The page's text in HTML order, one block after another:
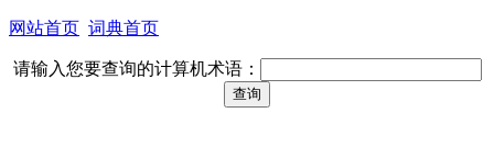
网站首页 词典首页
请输入您要查询的计算机术语：